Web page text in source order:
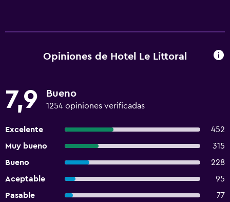
Opiniones de Hotel Le Littoral
7,9 Bueno
1254 opiniones verificadas
Excelente
452
Muy bueno
315
Bueno
228
Aceptable
95
Pasable
77